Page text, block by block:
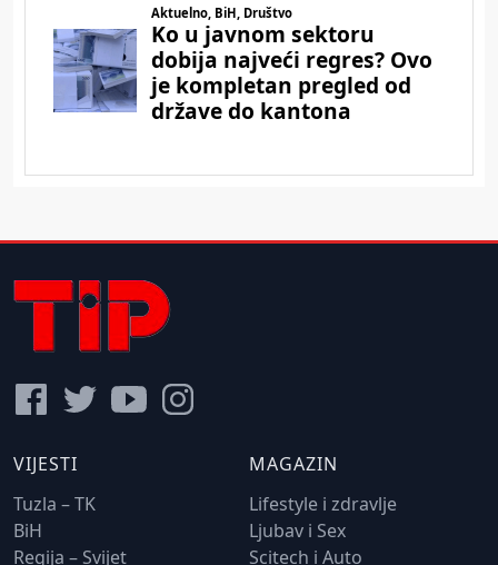
VIJESTI
Tuzla – TK
BiH
Regija – Svijet
MAGAZIN
Lifestyle i zdravlje
Ljubav i Sex
Scitech i Auto